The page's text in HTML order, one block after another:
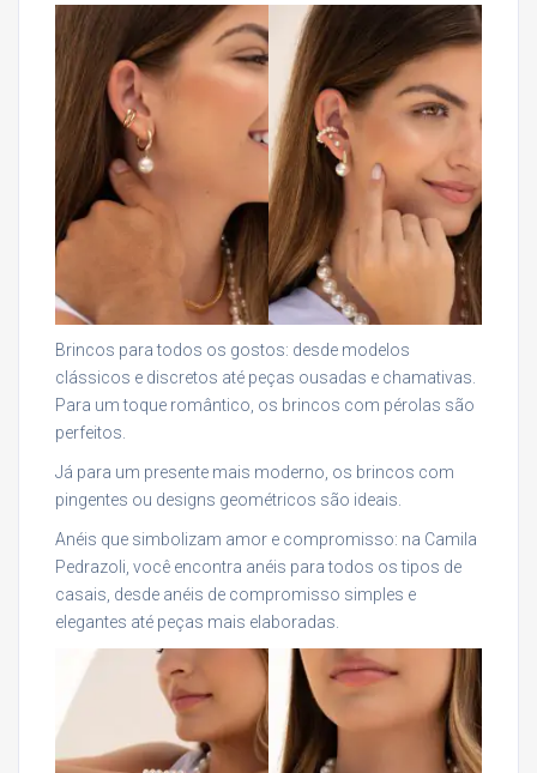
Brincos para todos os gostos: desde modelos
clássicos e discretos até peças ousadas e chamativas.
Para um toque romântico, os brincos com pérolas são
perfeitos.
Já para um presente mais moderno, os brincos com
pingentes ou designs geométricos são ideais.
Anéis que simbolizam amor e compromisso: na Camila
Pedrazoli, você encontra anéis para todos os tipos de
casais, desde anéis de compromisso simples e
elegantes até peças mais elaboradas.